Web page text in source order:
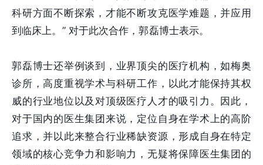
科研方面不断探索，才能不断攻克医学难题，并应用
到临床上。” 对于此次合作，郭磊博士表示。
郭磊博士还举例谈到，业界顶尖的医疗机构，如梅奥
诊所，高度重视学术与科研工作，以此才能保持其权
威的行业地位以及对顶级医疗人才的吸引力。因此，
对于国内的医生集团来说，定位自身在学术上的高阶
追求，并以此来整合行业稀缺资源，形成自身在特定
领域的核心竞争力和影响力，无疑将保障医生集团的